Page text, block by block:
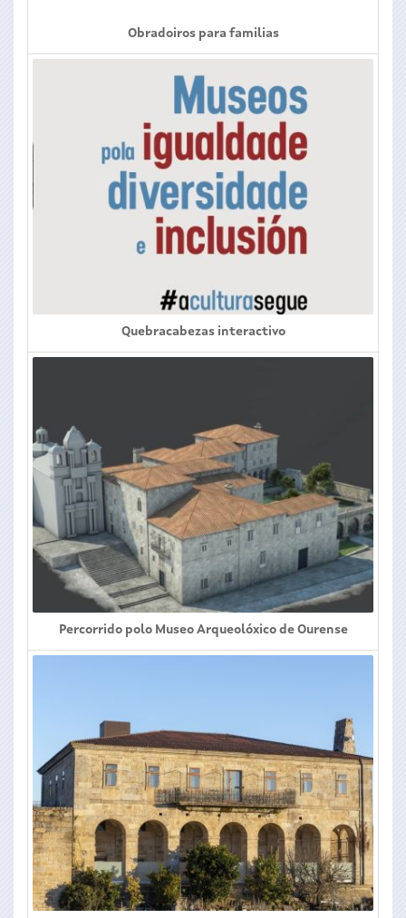
Obradoiros para familias
Quebracabezas interactivo
Percorrido polo Museo Arqueolóxico de Ourense